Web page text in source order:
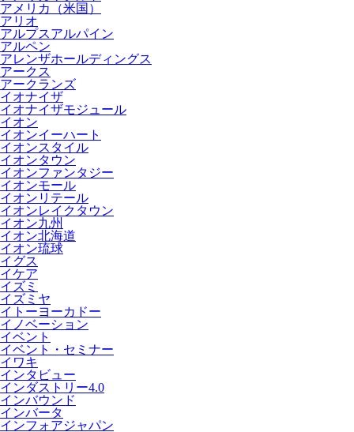
アメリカ（米国）
アリオ
アルプスアルパイン
アルペン
アレンザホールディングス
アークス
アークランズ
イオナイザ
イオナイザモジュール
イオン
イオンイーハート
イオンスタイル
イオンタウン
イオンファンタジー
イオンモール
イオンリテール
イオンレイクタウン
イオン九州
イオン北海道
イオン琉球
イグス
イケア
イズミ
イズミヤ
イトーヨーカドー
イノベーション
イベント
イベント・セミナー
イワキ
インタビュー
インダストリー4.0
インバウンド
インバータ
インフォアジャパン